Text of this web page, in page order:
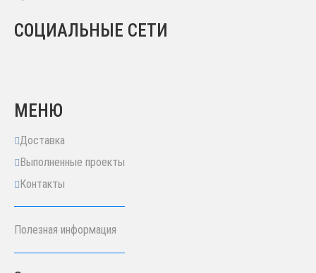
СОЦИАЛЬНЫЕ СЕТИ
МЕНЮ
Доставка
Выполненные проекты
Контакты
Полезная информация